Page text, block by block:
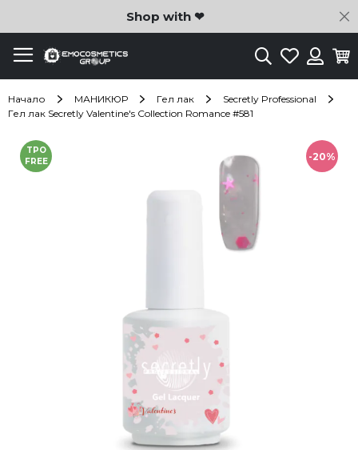
Shop with ❤
ТърсенеЛюбими
Начало МАНИКЮР Гел лак
Secretly Professional
Гел лак Secretly Valentine's Collection Romance #581
-20%
TPO
FREE
Преминете
към
края